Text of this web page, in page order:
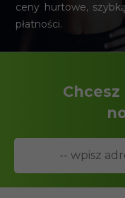
ceny hurtowe,
płatności.